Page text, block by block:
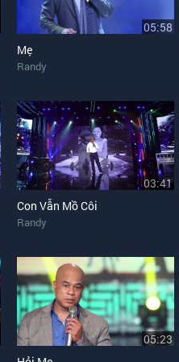
05:58
Mẹ
Randy
03:41
Con Vẫn Mồ Côi
Randy
05:23